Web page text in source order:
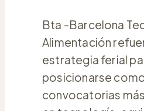
Bta -Barcelona
Alimentación
estrategia ferial
posicionarse
convocatorias